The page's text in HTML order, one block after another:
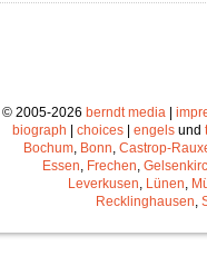
© 2005-2026 berndt media|
biograph | choices | engels und
Bochum, Bonn, Castrop-
Essen, Frechen,
Leverkusen, Lünen,
Recklinghausen,